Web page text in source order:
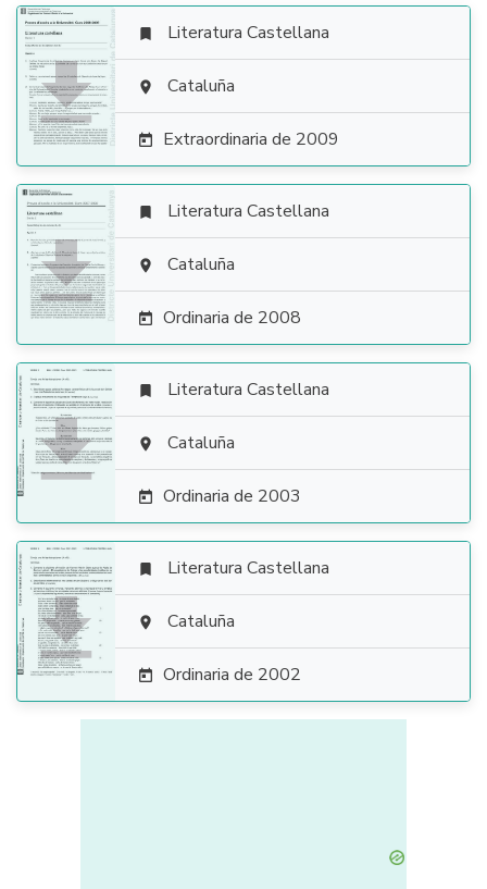

 Literatura Castellana
 Cataluña
 Extraordinaria de 2009

 Literatura Castellana
 Cataluña
 Ordinaria de 2008

 Literatura Castellana
 Cataluña
 Ordinaria de 2003

 Literatura Castellana
 Cataluña
 Ordinaria de 2002